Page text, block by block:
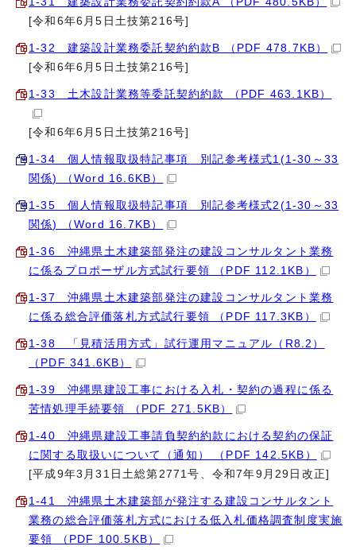
[令和6年6月5日土技第216号]
1‐32 建築設計業務委託契約約款B （PDF 478.7KB）
[令和6年6月5日土技第216号]
1‐33 土木設計業務等委託契約約款 （PDF 463.1KB）
[令和6年6月5日土技第216号]
1‐34 個人情報取扱特記事項 別記参考様式1(1‐30～33
関係) （Word 16.6KB）
1‐35 個人情報取扱特記事項 別記参考様式2(1‐30～33
関係) （Word 16.7KB）
1‐36 沖縄県土木建築部発注の建設コンサルタント業務
に係るプロポーザル方式試行要領 （PDF 112.1KB）
1‐37 沖縄県土木建築部発注の建設コンサルタント業務
に係る総合評価落札方式試行要領 （PDF 117.3KB）
1‐38 「見積活用方式」試行運用マニュアル（R8.2）
（PDF 341.6KB）
1‐39 沖縄県建設工事における入札・契約の過程に係る
苦情処理手続要領 （PDF 271.5KB）
1‐40 沖縄県建設工事請負契約約款における契約の保証
に関する取扱いについて（通知） （PDF 142.5KB）
[平成9年3月31日土総第2771号、令和7年9月29日改正]
1-41 沖縄県土木建築部が発注する建設コンサルタント
業務の総合評価落札方式における低入札価格調査制度実施
要領 （PDF 100.5KB）